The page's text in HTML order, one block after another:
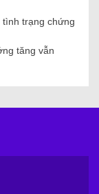
trạng chứng
tăng vẫn